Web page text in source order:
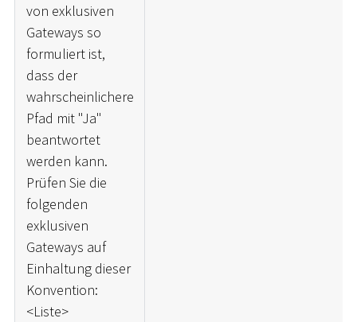
von exklusiven
Gateways so
formuliert ist,
dass der
wahrscheinlichere
Pfad mit "Ja"
beantwortet
werden kann.
Prüfen Sie die
folgenden
exklusiven
Gateways auf
Einhaltung dieser
Konvention:
<Liste>